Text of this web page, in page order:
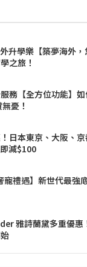
升學樂【築夢海外
之旅！
務【全方位功能】
憂！
日本東京、大阪、
減$100
禮遇】新世代最強
雅詩蘭黛多重優惠